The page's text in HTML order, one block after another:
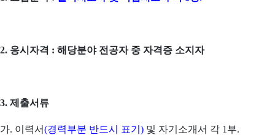
2. 응시자격 : 해당분야 전공자 중 자격증 소지자
3. 제출서류
가. 이력서(경력부분 반드시 표기) 및 자기소개서 각 1부.